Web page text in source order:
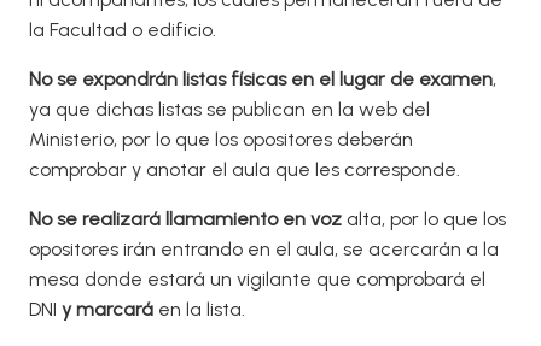
la Facultad o edificio.
No se expondrán listas físicas en el lugar de examen,
ya que dichas listas se publican en la web del
Ministerio, por lo que los opositores deberán
comprobar y anotar el aula que les corresponde.
No se realizará llamamiento en voz alta, por lo que los
opositores irán entrando en el aula, se acercarán a la
mesa donde estará un vigilante que comprobará el
DNI y marcará en la lista.